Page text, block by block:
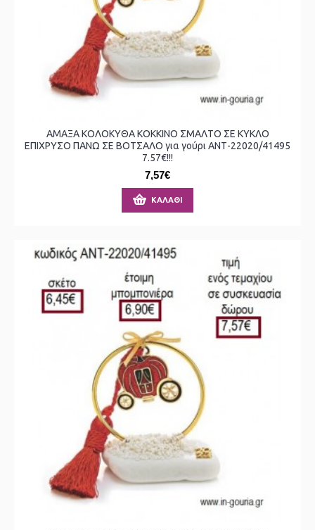
ΑΜΑΞΑ ΚΟΛΟΚΥΘΑ ΚΟΚΚΙΝΟ ΣΜΑΛΤΟ ΣΕ ΚΥΚΛΟ
ΕΠΙΧΡΥΣΟ ΠΑΝΩ ΣΕ ΒΟΤΣΑΛΟ για γούρι ΑΝΤ-22020/41495
7.57€!!!
7,57€
ΚΑΛΆΘΙ